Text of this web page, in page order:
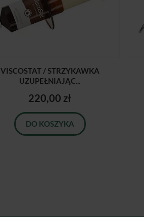
VISCOSTAT / STRZYKAWKA
UZUPEŁNIAJĄC...
220,00 zł
DO KOSZYKA